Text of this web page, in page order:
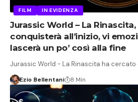
FILM IN EVIDENZA
Jurassic World – La
conquisterà all’inizio, vi
lascerà un po’ così alla fine
Jurassic World - La Rinascita ha
Ezio Bellentani 8 Min